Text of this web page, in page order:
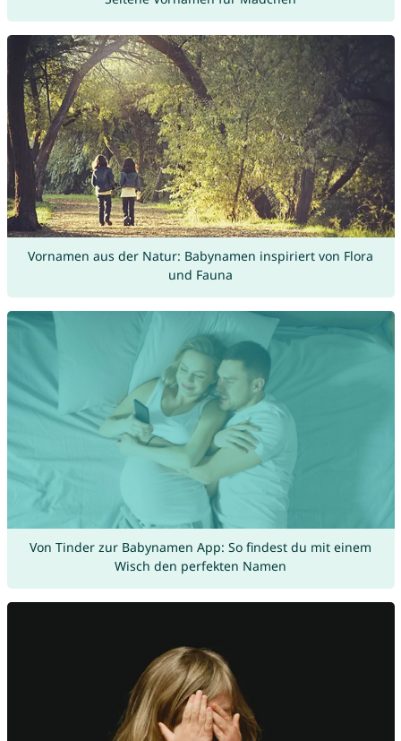
Vornamen aus der Natur: Babynamen inspiriert von Flora
und Fauna
Von Tinder zur Babynamen App: So findest du mit einem
Wisch den perfekten Namen